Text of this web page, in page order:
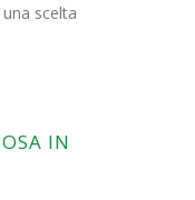
scelta
IN